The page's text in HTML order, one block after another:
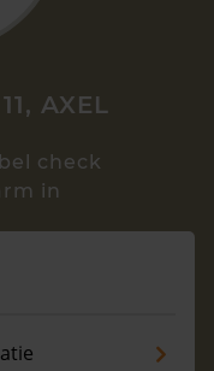
AXEL
check
in